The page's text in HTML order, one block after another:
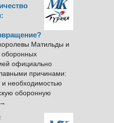
Матильды и
оборонных
официально
причинами:
и необходимостью
оборонную